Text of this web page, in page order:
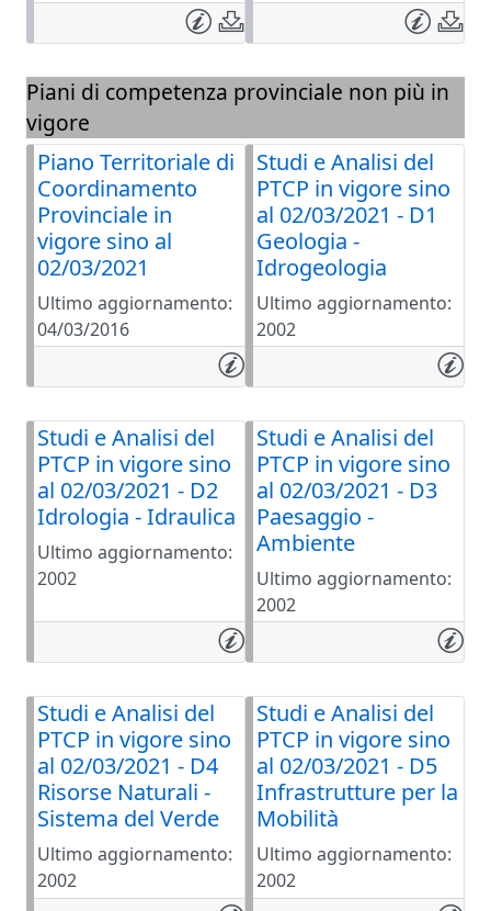
Piani di competenza provinciale non più in
vigore
Piano Territoriale di
Coordinamento
Provinciale in
vigore sino al
02/03/2021
Ultimo aggiornamento:
04/03/2016
Studi e Analisi del
PTCP in vigore sino
al 02/03/2021 - D1
Geologia -
Idrogeologia
Ultimo aggiornamento:
2002
Studi e Analisi del
PTCP in vigore sino
al 02/03/2021 - D2
Idrologia - Idraulica
Ultimo aggiornamento:
2002
Studi e Analisi del
PTCP in vigore sino
al 02/03/2021 - D3
Paesaggio -
Ambiente
Ultimo aggiornamento:
2002
Studi e Analisi del
PTCP in vigore sino
al 02/03/2021 - D4
Risorse Naturali -
Sistema del Verde
Ultimo aggiornamento:
2002
Studi e Analisi del
PTCP in vigore sino
al 02/03/2021 - D5
Infrastrutture per la
Mobilità
Ultimo aggiornamento:
2002